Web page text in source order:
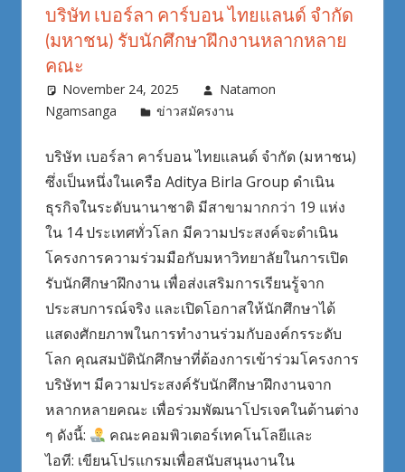
บริษัท เบอร์ลา คาร์บอน ไทยแลนด์ จำกัด
(มหาชน) รับนักศึกษาฝึกงานหลากหลาย
คณะ
November 24, 2025
Natamon
Ngamsanga
ข่าวสมัครงาน
บริษัท เบอร์ลา คาร์บอน ไทยแลนด์ จำกัด (มหาชน)
ซึ่งเป็นหนึ่งในเครือ Aditya Birla Group ดำเนิน
ธุรกิจในระดับนานาชาติ มีสาขามากกว่า 19 แห่ง
ใน 14 ประเทศทั่วโลก มีความประสงค์จะดำเนิน
โครงการความร่วมมือกับมหาวิทยาลัยในการเปิด
รับนักศึกษาฝึกงาน เพื่อส่งเสริมการเรียนรู้จาก
ประสบการณ์จริง และเปิดโอกาสให้นักศึกษาได้
แสดงศักยภาพในการทำงานร่วมกับองค์กรระดับ
โลก คุณสมบัตินักศึกษาที่ต้องการเข้าร่วมโครงการ
บริษัทฯ มีความประสงค์รับนักศึกษาฝึกงานจาก
หลากหลายคณะ เพื่อร่วมพัฒนาโปรเจคในด้านต่าง
ๆ ดังนี้:
คณะคอมพิวเตอร์เทคโนโลยีและ
ไอที: เขียนโปรแกรมเพื่อสนับสนุนงานใน